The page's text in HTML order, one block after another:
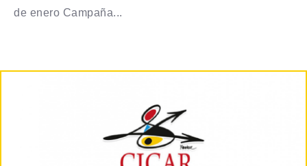
de enero Campaña...